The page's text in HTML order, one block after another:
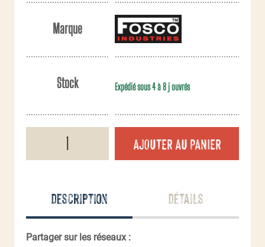
Marque
Stock Expédié sous 4 à 8 j ouvrés
AJOUTER AU PANIER
Description Détails
Partager sur les réseaux :